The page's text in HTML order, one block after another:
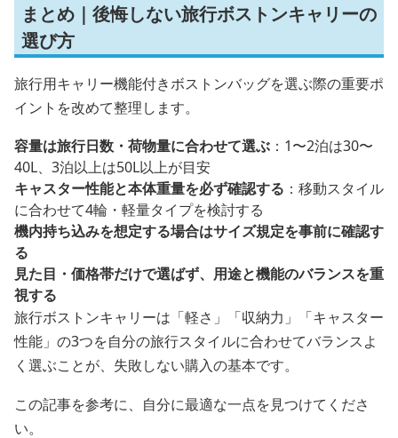
まとめ｜後悔しない旅行ボストンキャリーの
選び方
旅行用キャリー機能付きボストンバッグを選ぶ際の重要ポ
イントを改めて整理します。
容量は旅行日数・荷物量に合わせて選ぶ ：1〜2泊は30〜
40L、3泊以上は50L以上が目安
キャスター性能と本体重量を必ず確認する ：移動スタイル
に合わせて4輪・軽量タイプを検討する
機内持ち込みを想定する場合はサイズ規定を事前に確認す
る
見た目・価格帯だけで選ばず、用途と機能のバランスを重
視する
旅行ボストンキャリーは「軽さ」「収納力」「キャスター
性能」の3つを自分の旅行スタイルに合わせてバランスよ
く選ぶことが、失敗しない購入の基本です。
この記事を参考に、自分に最適な一点を見つけてくださ
い。